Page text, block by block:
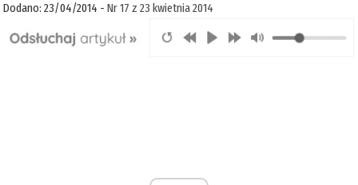
Dodano: 23/04/2014 -Nr 17 z 23 kwietnia 2014